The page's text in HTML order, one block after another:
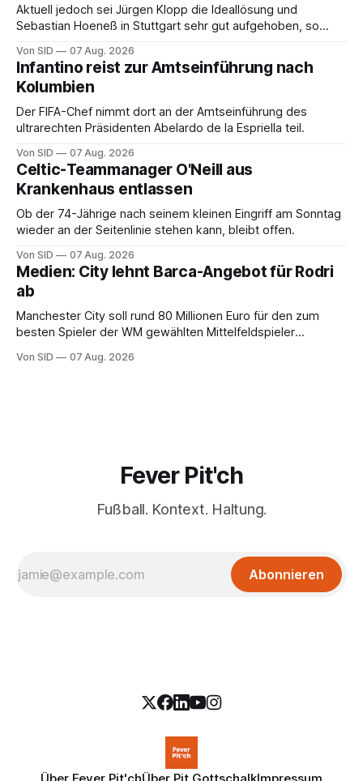
Aktuell jedoch sei Jürgen Klopp die Ideallösung und
Sebastian Hoeneß in Stuttgart sehr gut aufgehoben, so
Von SID 07 Aug. 2026
Infantino reist zur Amtseinführung nach
Kolumbien
Der FIFA-Chef nimmt dort an der Amtseinführung des
ultrarechten Präsidenten Abelardo de la Espriella teil.
Von SID 07 Aug. 2026
Celtic-Teammanager O'Neill aus
Krankenhaus entlassen
Ob der 74-Jährige nach seinem kleinen Eingriff am Sonntag
wieder an der Seitenlinie stehen kann, bleibt offen.
Von SID 07 Aug. 2026
Medien: City lehnt Barca-Angebot für Rodri
ab
Manchester City soll rund 80 Millionen Euro für den zum
besten Spieler der WM gewählten Mittelfeldspieler
Von SID 07 Aug. 2026
Fever Pit'ch
Fußball. Kontext. Haltung.
Abonnieren